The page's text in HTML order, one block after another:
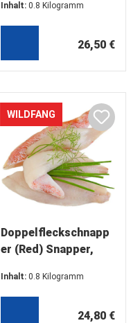
Inhalt: 0.8 Kilogramm
26,50 €
WILDFANG
Doppelfleckschnapp
er (Red) Snapper,
1 Kg
Inhalt: 0.8 Kilogramm
24,80 €